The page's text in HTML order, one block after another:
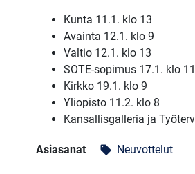
Kunta 11.1. klo 13
Avainta 12.1. klo 9
Valtio 12.1. klo 13
SOTE-sopimus 17.1. klo 11
Kirkko 19.1. klo 9
Yliopisto 11.2. klo 8
Kansallisgalleria ja
Asiasanat local_offer Neuvottelut